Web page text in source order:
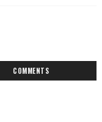
COMMENTS